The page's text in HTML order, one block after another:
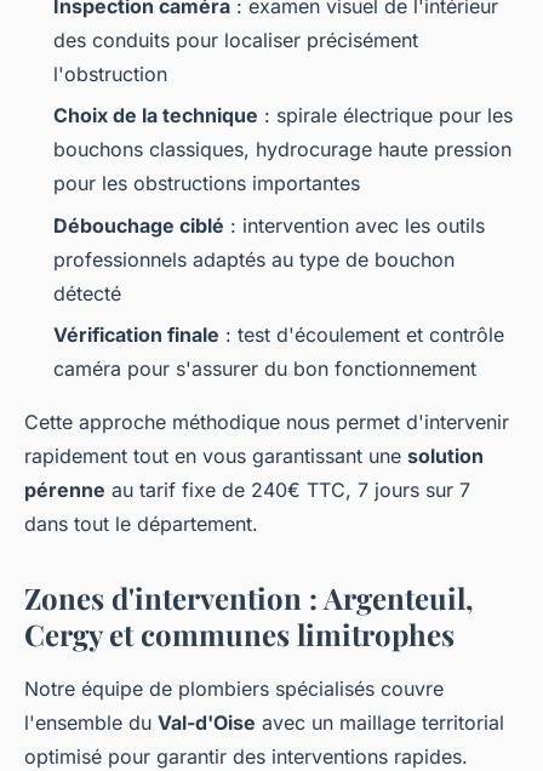
Inspection caméra : examen visuel de l'intérieur
des conduits pour localiser précisément
l'obstruction
Choix de la technique : spirale électrique pour les
bouchons classiques, hydrocurage haute pression
pour les obstructions importantes
Débouchage ciblé : intervention avec les outils
professionnels adaptés au type de bouchon
détecté
Vérification finale : test d'écoulement et contrôle
caméra pour s'assurer du bon fonctionnement
Cette approche méthodique nous permet d'intervenir
rapidement tout en vous garantissant une solution
pérenne au tarif fixe de 240€ TTC, 7 jours sur 7
dans tout le département.
Zones d'intervention : Argenteuil,
Cergy et communes limitrophes
Notre équipe de plombiers spécialisés couvre
l'ensemble du Val-d'Oise avec un maillage territorial
optimisé pour garantir des interventions rapides.